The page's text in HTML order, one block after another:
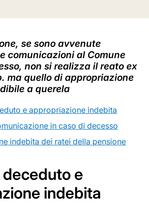
se sono avvenute
comunicazioni al Comune
non si realizza il reato ex
ma quello di appropriazione
a querela
e appropriazione indebita
in caso di decesso
indebita dei ratei della pensione
deceduto e
indebita